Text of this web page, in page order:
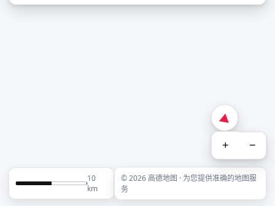
+ −
10
km
© 2026 高德地图 · 为您提供准确的地图服
务